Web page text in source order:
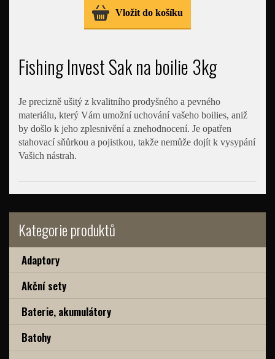
Kategorie produktů
Adaptory
Akční sety
Baterie, akumulátory
Batohy
Vložit do košíku
Fishing Invest Sak na boilie 3kg
Je precizně ušitý z kvalitního prodyšného a pevného
materiálu, který Vám umožní uchování vašeho boilies, aniž
by došlo k jeho zplesnivění a znehodnocení. Je opatřen
stahovací sňůrkou a pojistkou, takže nemůže dojít k vysypání
Vašich nástrah.